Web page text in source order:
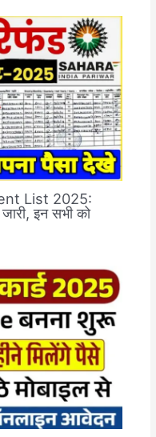
List 2025:
इन सभी को